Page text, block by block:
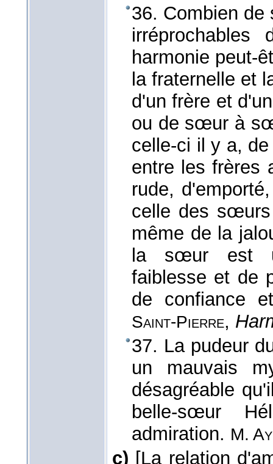
36. Combien
irréprochables
harmonie peut-
la fraternelle et
d'un frère et
ou de sœur à
celle-ci il y a,
entre les frères
rude,
celle des
même de la
la sœur est
faiblesse et de
de confiance
Saint-Pierre,
37. La pudeur
un mauvais
désagréable
belle-sœur
admiration. M.
c) [La relation